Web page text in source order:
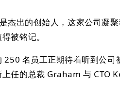
出的创始人，这家公司凝
被铭记。
名员工正期待着听到公
任的总裁 Graham 与 CTO